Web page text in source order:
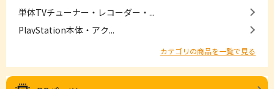
単体TVチューナー・レコーダー・...
PlayStation本体・アク...
カテゴリの商品を一覧で見る